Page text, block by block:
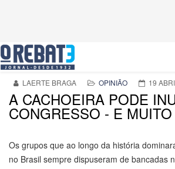
LAERTE BRAGA OPINIÃO 19
A CACHOEIRA PODE
CONGRESSO - E
Os grupos que ao longo da história
no Brasil sempre dispuseram de bancadas